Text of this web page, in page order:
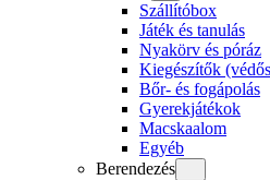
Szállítóbox
Játék és tanulás
Nyakörv és póráz
Kiegészítők
Bőr- és fogápolás
Gyerekjátékok
Macskaalom
Egyéb
Berendezés